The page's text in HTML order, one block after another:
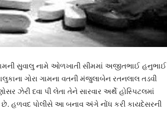
સુવાલુ નામે ઓળખાતી સીમમાં અજીતભાઈ હનુભાઈ
ગોરા ગામના વતની મંજુલાબેન રતનલાલ તડવી
ઝેરી દવા પી લેતા તેને સારવાર અર્થે હોસ્પિટલમાં
હળવદ પોલીસે આ બનાવ અંગે નોંધ કરી કાયદેસરની